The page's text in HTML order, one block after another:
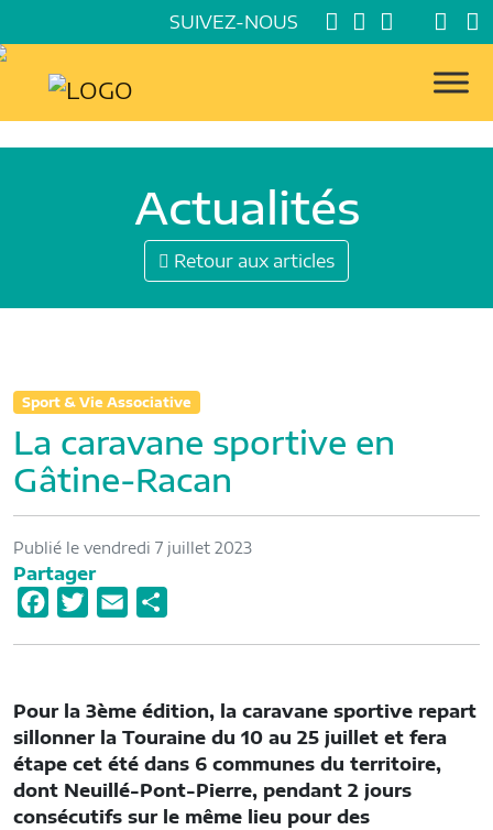
SUIVEZ-NOUS
Actualités
Retour aux articles
Sport & Vie Associative
La caravane sportive en
Gâtine-Racan
Publié le vendredi 7 juillet 2023
Partager
b
o
o
k
t
e
r
l
a
g
e
r
Pour la 3ème édition, la caravane sportive repart
sillonner la Touraine du 10 au 25 juillet et fera
étape cet été dans 6 communes du territoire,
dont Neuillé-Pont-Pierre, pendant 2 jours
consécutifs sur le même lieu pour des